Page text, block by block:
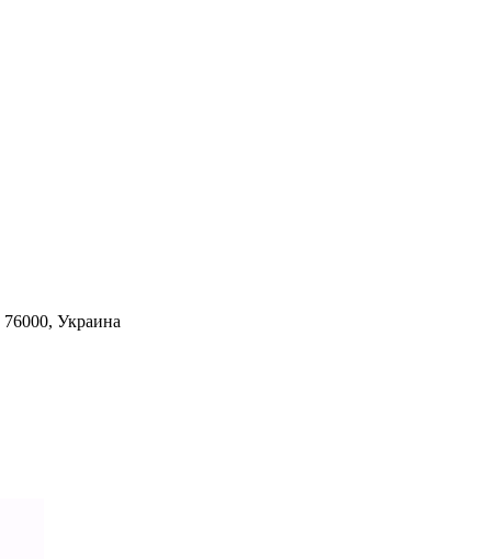
76000, Украина